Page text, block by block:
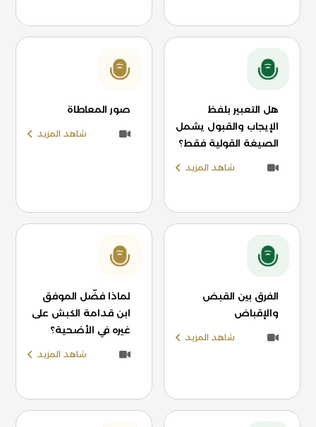
هل التعبير بلفظ
الإيجاب والقبول يشمل
الصيغة القولية فقط؟
شاهد المزيد
صور المعاطاة
شاهد المزيد
الفرق بين القبض
والإقباض
شاهد المزيد
لماذا فضّل الموفق
ابن قدامة الكبش على
غيره في الأضحية؟
شاهد المزيد